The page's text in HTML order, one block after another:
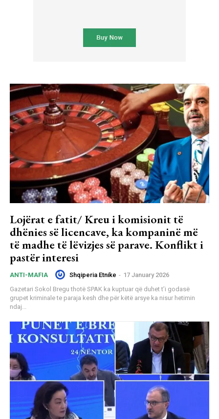
Lojërat e fatit/ Kreu i komisionit të
dhënies së licencave, ka kompaninë më
të madhe të lëvizjes së parave. Konflikt i
pastër interesi
ANTI-MAFIA Shqiperia Etnike - 17 January 2026
Gazetari Sokol Bregu thotë SPAK ka kuptuar që duhet t’i godasë
grupet kriminale te paraja kesh dhe për këtë arsye ka nisur hetimin
ndaj...